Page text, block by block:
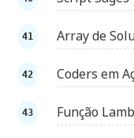
Array de
Coders em
Função